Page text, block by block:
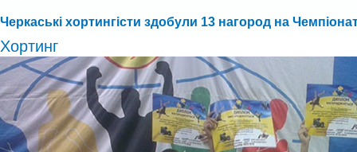
Черкаські хортингісти здобули 13 нагород на
Хортинг